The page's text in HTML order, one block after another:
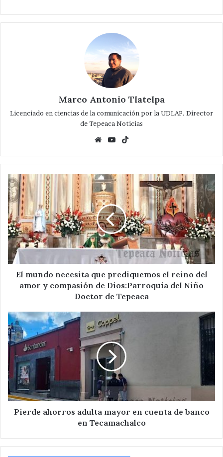
Marco Antonio Tlatelpa
Licenciado en ciencias de la comunicación por la UDLAP. Director
de Tepeaca Noticias
WebsiteYouTube
El
mundo
necesita
que
prediquemos
el
reino
del
amor
compasión
del
Niño
Doctor
de
Tepeaca
El mundo necesita que prediquemos el reino del
amor y compasión de Dios:Parroquia del Niño
Doctor de Tepeaca
Pierde
ahorros
adulta
mayor
en
cuenta
de
banco
en
Tecamachalco
Pierde ahorros adulta mayor en cuenta de banco
en Tecamachalco